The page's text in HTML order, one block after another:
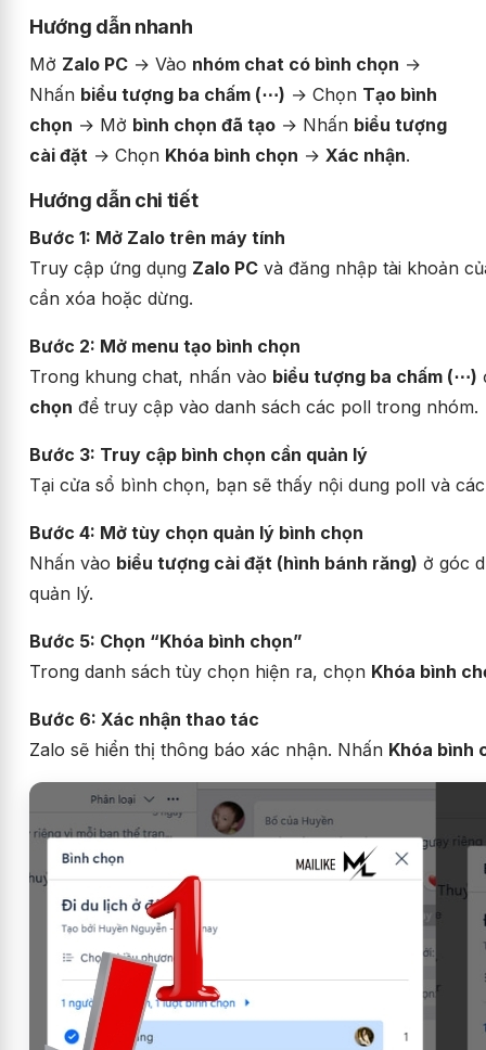
Hướng dẫn nhanh
Mở Zalo PC → Vào nhóm chat có bình chọn →
Nhấn biểu tượng ba chấm (⋯) → Chọn Tạo bình
chọn → Mở bình chọn đã tạo → Nhấn biểu tượng
cài đặt → Chọn Khóa bình chọn → Xác nhận.
Hướng dẫn chi tiết
Bước 1: Mở Zalo trên máy tính
Truy cập ứng dụng Zalo PC và đăng nhập tài khoản
cần xóa hoặc dừng.
Bước 2: Mở menu tạo bình chọn
Trong khung chat, nhấn vào biểu tượng ba chấm (⋯)
chọn để truy cập vào danh sách các poll trong nhóm.
Bước 3: Truy cập bình chọn cần quản lý
Tại cửa sổ bình chọn, bạn sẽ thấy nội dung poll và
Bước 4: Mở tùy chọn quản lý bình chọn
Nhấn vào biểu tượng cài đặt (hình bánh răng) ở góc
quản lý.
Bước 5: Chọn “Khóa bình chọn”
Trong danh sách tùy chọn hiện ra, chọn Khóa bình
Bước 6: Xác nhận thao tác
Zalo sẽ hiển thị thông báo xác nhận. Nhấn Khóa bình